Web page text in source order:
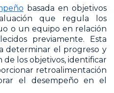
basada en objetivos
que regula los
o un equipo en relación
previamente. Esta
determinar el progreso y
los objetivos, identificar
retroalimentación
el desempeño en el